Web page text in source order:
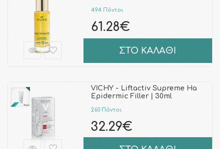
494 Πόντοι
61.28€
ΣΤΟ ΚΑΛΑΘΙ
VICHY - Liftactiv Supreme Ha
Epidermic Filler | 30ml
260 Πόντοι
32.29€